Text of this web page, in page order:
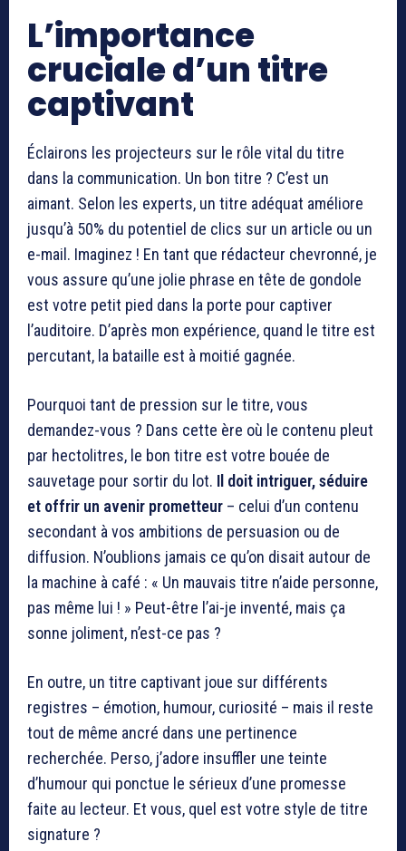
L’importance
cruciale d’un titre
captivant
Éclairons les projecteurs sur le rôle vital du titre
dans la communication. Un bon titre ? C’est un
aimant. Selon les experts, un titre adéquat améliore
jusqu’à 50% du potentiel de clics sur un article ou un
e-mail. Imaginez ! En tant que rédacteur chevronné, je
vous assure qu’une jolie phrase en tête de gondole
est votre petit pied dans la porte pour captiver
l’auditoire. D’après mon expérience, quand le titre est
percutant, la bataille est à moitié gagnée.
Pourquoi tant de pression sur le titre, vous
demandez-vous ? Dans cette ère où le contenu pleut
par hectolitres, le bon titre est votre bouée de
sauvetage pour sortir du lot. Il doit intriguer, séduire
et offrir un avenir prometteur – celui d’un contenu
secondant à vos ambitions de persuasion ou de
diffusion. N’oublions jamais ce qu’on disait autour de
la machine à café : « Un mauvais titre n’aide personne,
pas même lui ! » Peut-être l’ai-je inventé, mais ça
sonne joliment, n’est-ce pas ?
En outre, un titre captivant joue sur différents
registres – émotion, humour, curiosité – mais il reste
tout de même ancré dans une pertinence
recherchée. Perso, j’adore insuffler une teinte
d’humour qui ponctue le sérieux d’une promesse
faite au lecteur. Et vous, quel est votre style de titre
signature ?